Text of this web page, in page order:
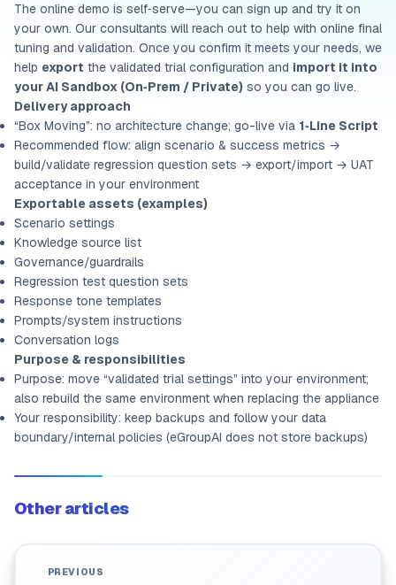
The online demo is self‑serve—you can sign up and try it on
your own. Our consultants will reach out to help with online final
tuning and validation. Once you confirm it meets your needs, we
help export the validated trial configuration and import it into
your AI Sandbox (On‑Prem / Private) so you can go live.
Delivery approach
“Box Moving”: no architecture change; go-live via 1‑Line Script
Recommended flow: align scenario & success metrics →
build/validate regression question sets → export/import → UAT
acceptance in your environment
Exportable assets (examples)
Scenario settings
Knowledge source list
Governance/guardrails
Regression test question sets
Response tone templates
Prompts/system instructions
Conversation logs
Purpose & responsibilities
Purpose: move “validated trial settings” into your environment;
also rebuild the same environment when replacing the appliance
Your responsibility: keep backups and follow your data
boundary/internal policies (eGroupAI does not store backups)
Other articles
PREVIOUS